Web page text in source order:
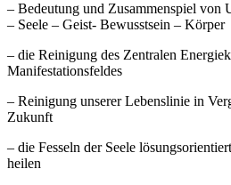
– Bedeutung und Zusammenspiel von
– Seele – Geist- Bewusstsein – Körper
– die Reinigung des Zentralen
Manifestationsfeldes
– Reinigung unserer Lebenslinie in
Zukunft
– die Fesseln der Seele
heilen